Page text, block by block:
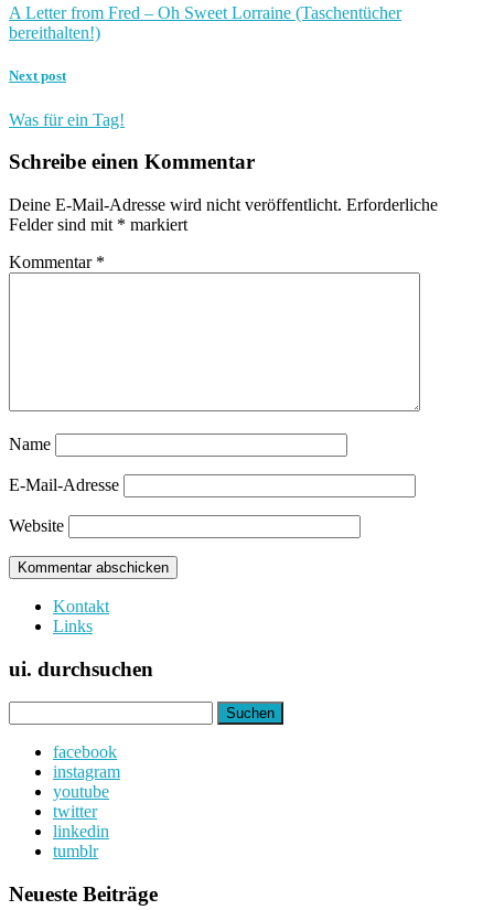
A Letter from Fred – Oh Sweet Lorraine (Taschentücher
bereithalten!)
Next post
Was für ein Tag!
Schreibe einen Kommentar
Deine E-Mail-Adresse wird nicht veröffentlicht. Erforderliche
Felder sind mit * markiert
Kommentar *
Name
E-Mail-Adresse
Website
Kontakt
Links
ui. durchsuchen
nach:
facebook
instagram
youtube
twitter
linkedin
tumblr
Neueste Beiträge